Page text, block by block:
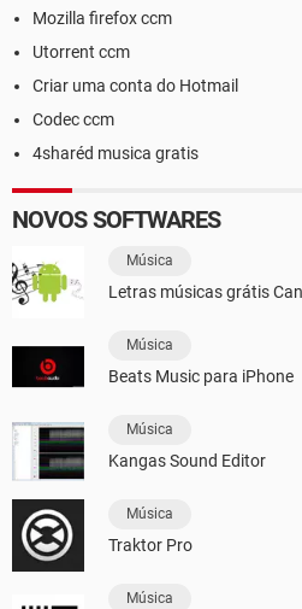
Mozilla firefox ccm
Utorrent ccm
Criar uma conta do Hotmail
Codec ccm
4sharéd musica gratis
NOVOS SOFTWARES
Música
Letras músicas grátis
Música
Beats Music para iPhone
Música
Kangas Sound Editor
Música
Traktor Pro
Música